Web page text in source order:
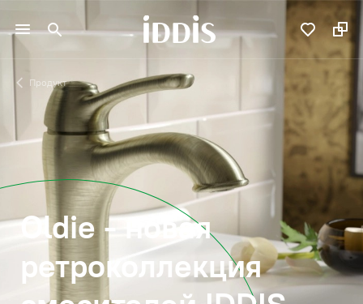
Продукт
Oldie - новая
ретроколлекция